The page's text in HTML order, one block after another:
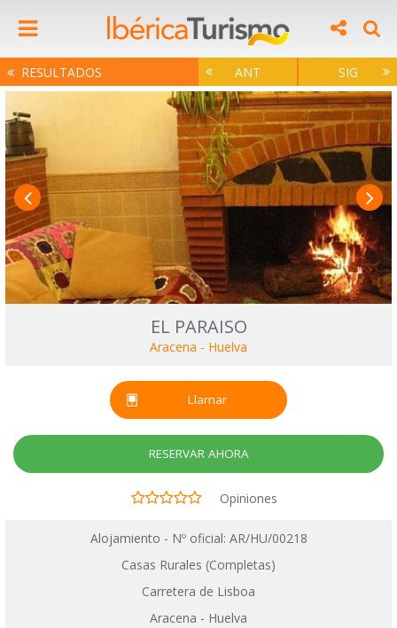
RESULTADOS ANT SIG
EL PARAISO
Aracena - Huelva
Llamar
RESERVAR AHORA
Opiniones
Alojamiento - Nº oficial: AR/HU/00218
Casas Rurales (Completas)
Carretera de Lisboa
Aracena - Huelva